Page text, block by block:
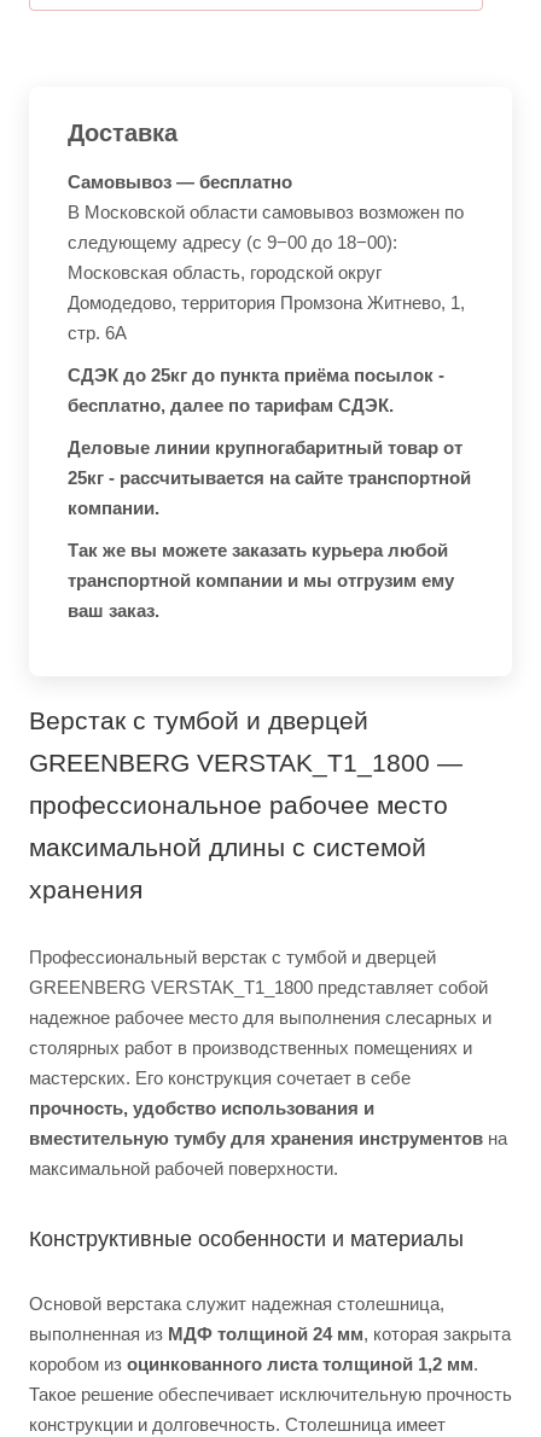
Доставка
Самовывоз — бесплатно
В Московской области самовывоз возможен по
следующему адресу (с 9−00 до 18−00):
Московская область, городской округ
Домодедово, территория Промзона Житнево, 1,
стр. 6А
СДЭК до 25кг до пункта приёма посылок -
бесплатно, далее по тарифам СДЭК.
Деловые линии крупногабаритный товар от
25кг - рассчитывается на сайте транспортной
компании.
Так же вы можете заказать курьера любой
транспортной компании и мы отгрузим ему
ваш заказ.
Верстак с тумбой и дверцей
GREENBERG VERSTAK_T1_1800 —
профессиональное рабочее место
максимальной длины с системой
хранения
Профессиональный верстак с тумбой и дверцей
GREENBERG VERSTAK_T1_1800 представляет собой
надежное рабочее место для выполнения слесарных и
столярных работ в производственных помещениях и
мастерских. Его конструкция сочетает в себе
прочность, удобство использования и
вместительную тумбу для хранения инструментов на
максимальной рабочей поверхности.
Конструктивные особенности и материалы
Основой верстака служит надежная столешница,
выполненная из МДФ толщиной 24 мм, которая закрыта
коробом из оцинкованного листа толщиной 1,2 мм.
Такое решение обеспечивает исключительную прочность
конструкции и долговечность. Столешница имеет